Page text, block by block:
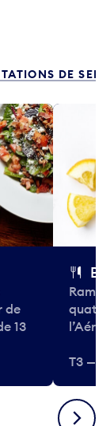
DE
de
13
T3 —
Suivant